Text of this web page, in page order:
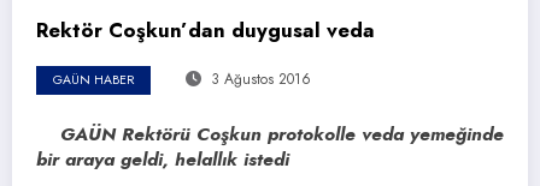
Rektör Coşkun’dan duygusal veda
GAÜN HABER 3 Ağustos 2016
GAÜN Rektörü Coşkun protokolle veda yemeğinde
bir araya geldi, helallık istedi